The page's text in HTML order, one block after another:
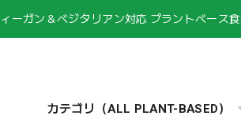
ーガン＆ベジタリアン対応 プラントベース
カテゴリ（ALL PLANT-BASED）